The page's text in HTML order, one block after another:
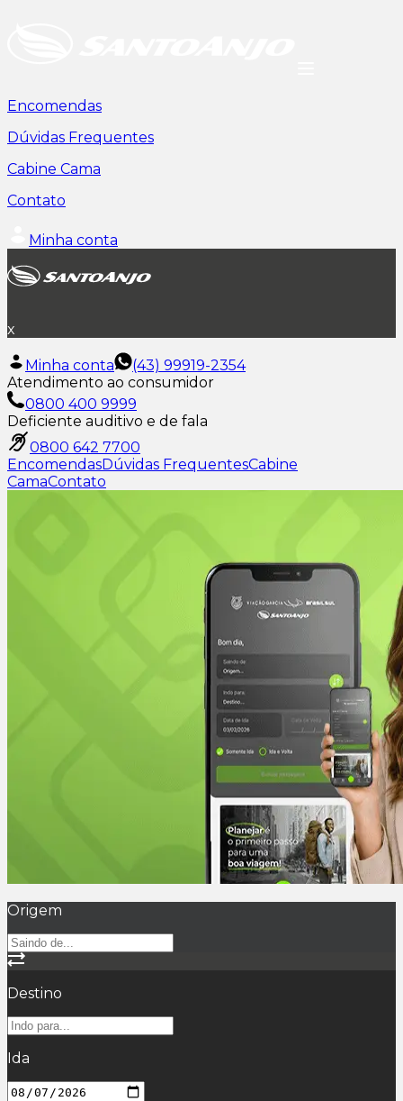
Encomendas
Dúvidas Frequentes
Cabine Cama
Contato
Minha conta
x
Minha conta
(43) 99919-2354
Atendimento ao consumidor
0800 400 9999
Deficiente auditivo e de fala
0800 642 7700
EncomendasDúvidas FrequentesCabine
CamaContato
Origem
Destino
Ida